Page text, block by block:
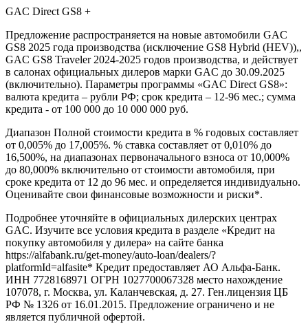
GAC Direct GS8 +
Предложение распространяется на новые автомобили GAC
GS8 2025 года производства (исключение GS8 Hybrid (HEV)),,
GAC GS8 Traveler 2024-2025 годов производства, и действует
в салонах официальных дилеров марки GAC до 30.09.2025
(включительно). Параметры программы «GAC Direct GS8»:
валюта кредита – рубли РФ; срок кредита – 12-96 мес.; сумма
кредита - от 100 000 до 10 000 000 руб.
Диапазон Полной стоимости кредита в % годовых составляет
от 0,005% до 17,005%. % ставка составляет от 0,010% до
16,500%, на диапазонах первоначального взноса от 10,000%
до 80,000% включительно от стоимости автомобиля, при
сроке кредита от 12 до 96 мес. и определяется индивидуально.
Оценивайте свои финансовые возможности и риски*.
Подробнее уточняйте в официальных дилерских центрах
GAC. Изучите все условия кредита в разделе «Кредит на
покупку автомобиля у дилера» на сайте банка
https://alfabank.ru/get-money/auto-loan/dealers/?
platformId=alfasite* Кредит предоставляет АО Альфа-Банк.
ИНН 7728168971 ОГРН 1027700067328 место нахождение
107078, г. Москва, ул. Каланчевская, д. 27. Ген.лицензия ЦБ
РФ № 1326 от 16.01.2015. Предложение ограничено и не
является публичной офертой.